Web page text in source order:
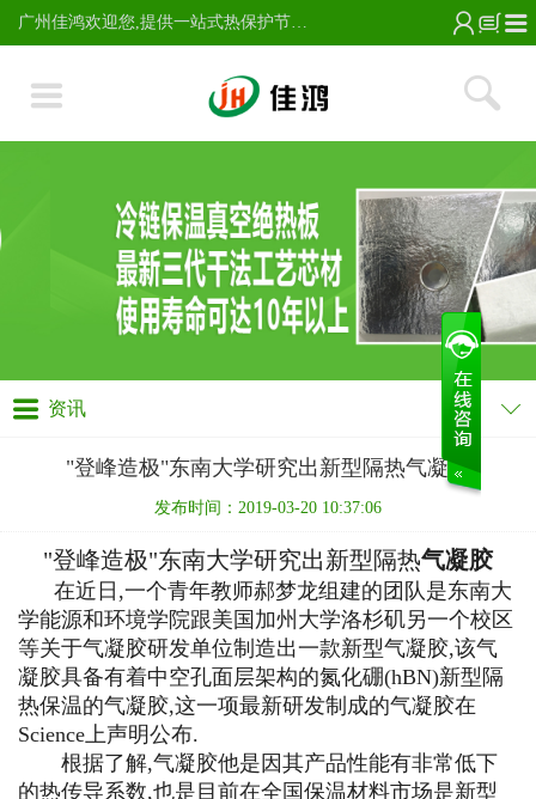
广州佳鸿欢迎您,提供一站式热保护节能服务;主营气凝胶毡,玻璃纸保温棉,VIP真空绝热板及芯材,高硅氧针刺毡,无烟烤毡,玻璃纤维针刺保温隔热棉毡,电话13728224337。
资讯
"登峰造极"东南大学研究出新型隔热气凝胶
发布时间：2019-03-20 10:37:06
"登峰造极"东南大学研究出新型隔热气凝胶
在近日,一个青年教师郝梦龙组建的团队是东南大
学能源和环境学院跟美国加州大学洛杉矶另一个校区
等关于气凝胶研发单位制造出一款新型气凝胶,该气
凝胶具备有着中空孔面层架构的氮化硼(hBN)新型隔
热保温的气凝胶,这一项最新研发制成的气凝胶在
Science上声明公布.
根据了解,气凝胶他是因其产品性能有非常低下
的热传导系数,也是目前在全国保温材料市场是新型